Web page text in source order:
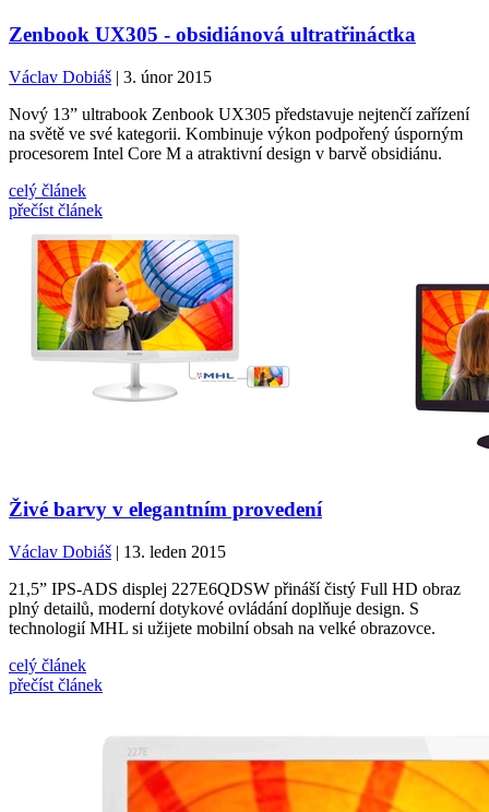
Zenbook UX305 - obsidiánová ultratřináctka
Václav Dobiáš | 3. únor 2015
Nový 13” ultrabook Zenbook UX305 představuje nejtenčí zařízení
na světě ve své kategorii. Kombinuje výkon podpořený úsporným
procesorem Intel Core M a atraktivní design v barvě obsidiánu.
celý článek
přečíst článek
Živé barvy v elegantním provedení
Václav Dobiáš | 13. leden 2015
21,5” IPS-ADS displej 227E6QDSW přináší čistý Full HD obraz
plný detailů, moderní dotykové ovládání doplňuje design. S
technologií MHL si užijete mobilní obsah na velké obrazovce.
celý článek
přečíst článek